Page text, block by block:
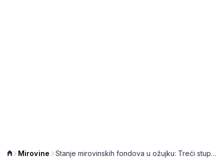
Mirovine Stanje mirovinskih fondova u ožujku: Treći stup bilježi smanjenje uplata i isplata